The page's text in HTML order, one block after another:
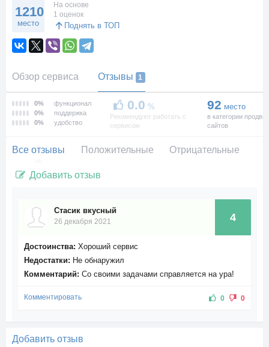
1210
место
На основе
1 оценок
Поднять в ТОП
Обзор сервиса Отзывы 1
0%
функционал
0%
поддержка
0%
удобство
0.0 %
Рекомендуют работать с
сервисом
92 место
в категории
сайтов
Все отзывы Положительные Отрицательные
Добавить отзыв
Стасик вкусный
26 декабря 2021 4
Достоинства: Хороший сервис
Недостатки: Не обнаружил
Комментарий: Со своими задачами справляется на ура!
0 0
Комментировать
Добавить отзыв